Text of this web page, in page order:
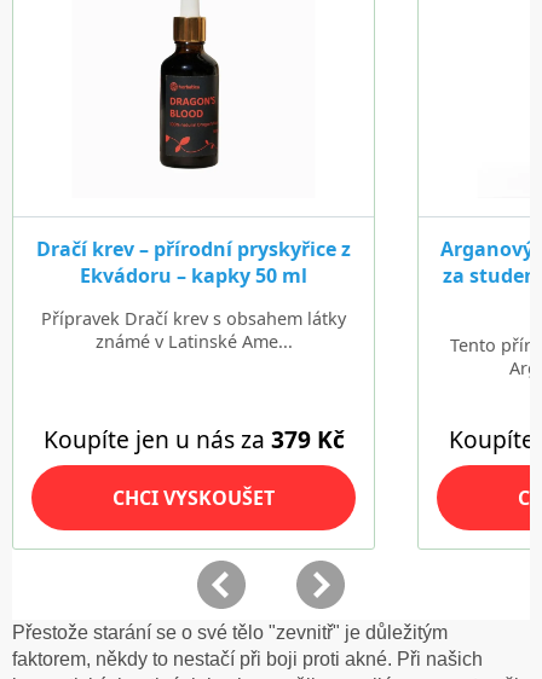
Přestože starání se o své tělo "zevnitř" je důležitým
faktorem, někdy to nestačí při boji proti akné. Při našich